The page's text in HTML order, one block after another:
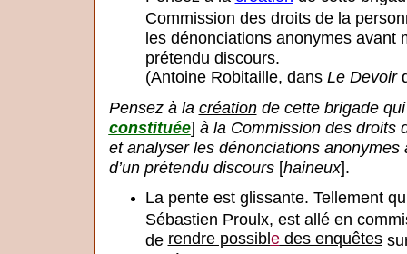
Commission des droits de la
les dénonciations anonymes avant
prétendu discours.
(Antoine Robitaille, dans Le Devoir
Pensez à la créationde cette brigade
constituée] à la Commission des droits
et analyser les dénonciations anonymes
d’un prétendu discours[haineux].
La pente est glissante. Tellement
Sébastien Proulx, est allé en
de rendre possibledes enquêtes